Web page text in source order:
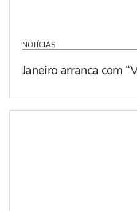
NOTÍCIAS
Janeiro arranca com